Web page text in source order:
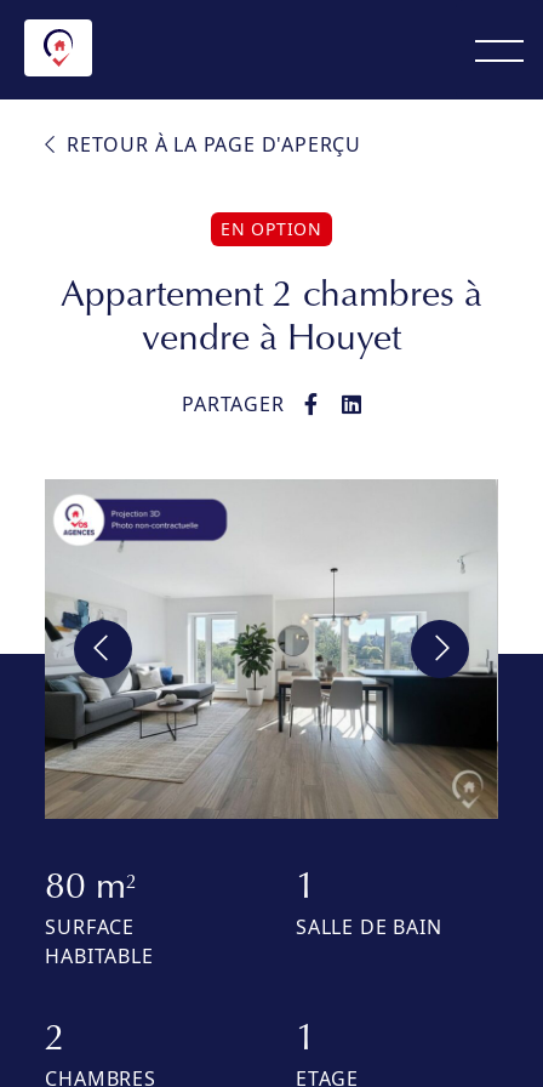
RETOUR À LA PAGE D'APERÇU
EN OPTION
Appartement 2 chambres à
vendre à Houyet
PARTAGER
80 m2
SURFACE
HABITABLE
1
SALLE DE BAIN
2
CHAMBRES
1
ETAGE